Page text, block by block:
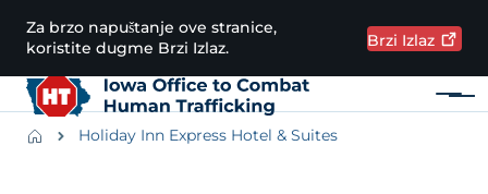
Preskoči na glavni sadržaj
Za brzo napuštanje ove stranice,
koristite dugme Brzi Izlaz.
Brzi Izlaz
Meni
Main navigation
BreadcrumbsHoliday Inn Express Hotel & Suites